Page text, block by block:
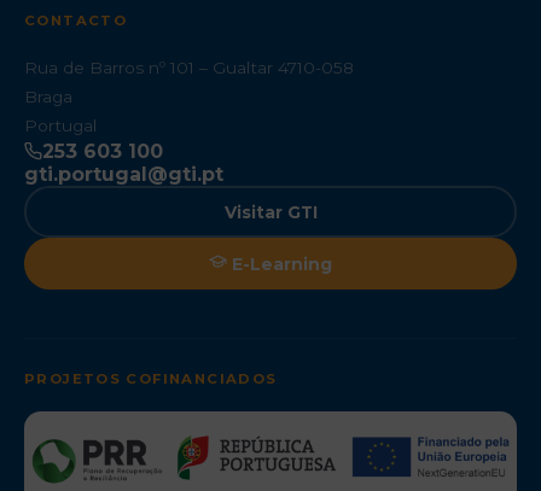
CONTACTO
Rua de Barros nº 101 – Gualtar 4710-058
Braga
Portugal
253 603 100
gti.portugal@gti.pt
Visitar GTI
E-Learning
PROJETOS COFINANCIADOS